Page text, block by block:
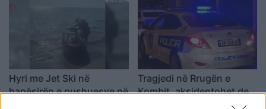
Hyri me Jet Ski në
hapësirën e pushuesve në
Tragjedi në Rrugën e
Kombit, aksidentohet de